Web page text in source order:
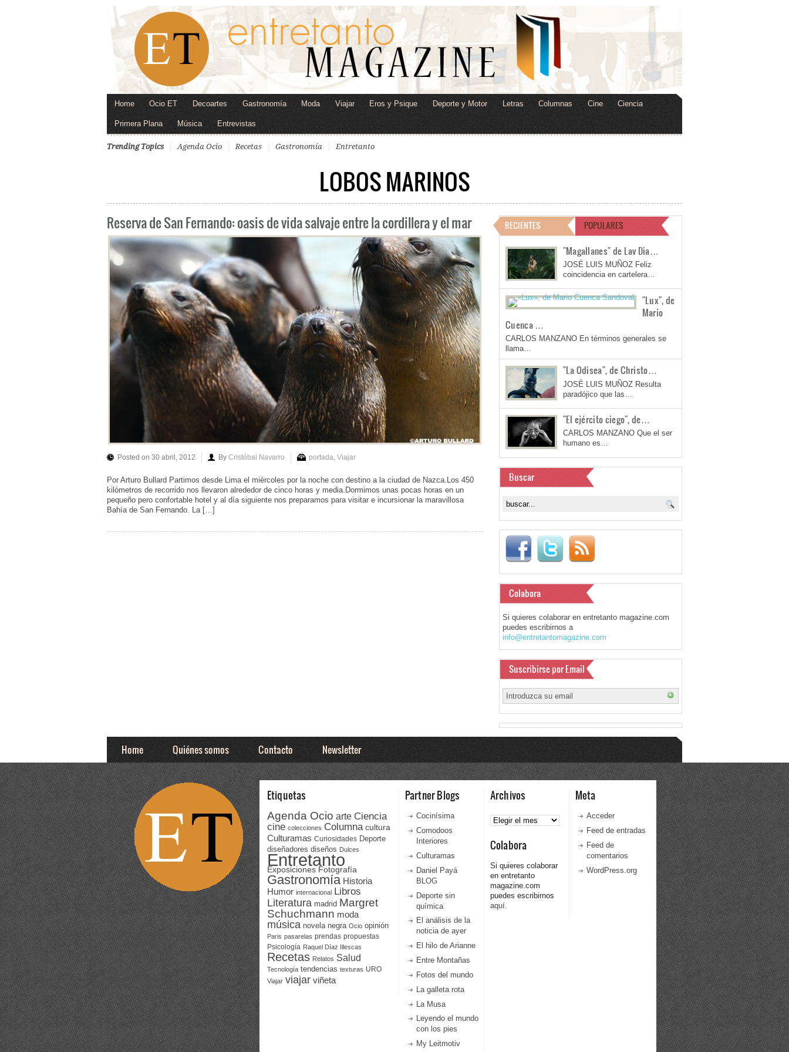
Home Ocio ET Decoartes Gastronomía Moda Viajar Eros y Psique Deporte y Motor Letras Columnas Cine Ciencia
Primera Plana Música Entrevistas
Trending Topics Agenda Ocio Recetas Gastronomía Entretanto
LOBOS MARINOS
Reserva de San Fernando: oasis de vida salvaje entre la cordillera y el mar
Posted on 30 abril, 2012 By Cristóbal Navarro portada Viajar
Por Arturo Bullard Partimos desde Lima el miércoles por la noche con destino a la ciudad de Nazca.Los 450
kilómetros de recorrido nos llevaron alrededor de cinco horas y media.Dormimos unas pocas horas en un
pequeño pero confortable hotel y al día siguiente nos preparamos para visitar e incursionar la maravillosa
Bahía de San Fernando. La […]
RECIENTES POPULARES
"Magallanes" de Lav Dia…
JOSÉ LUIS MUÑOZ Feliz
coincidencia en cartelera…
"Lux", de
Mario
Cuenca …
CARLOS MANZANO En términos generales se
llama…
"La Odisea", de Christo…
JOSÉ LUIS MUÑOZ Resulta
paradójico que las…
"El ejército ciego", de…
CARLOS MANZANO Que el ser
humano es…
Buscar
Colabora
Si quieres colaborar en entretanto magazine.com
puedes escribirnos a
info@entretantomagazine.com
Suscribirse por Email
Home Quiénes somos Contacto Newsletter
Etiquetas
Agenda Ocio arte Ciencia
cine colecciones Columna cultura
Culturamas Curiosidades Deporte
diseñadores diseños Dulces
Entretanto
Exposiciones Fotografía
Gastronomía Historia
Humor internacional Libros
Literatura madrid Margret
Schuchmann moda
música novela negra Ocio opinión
Paris pasarelas prendas propuestas
Psicología Raquel Díaz Illescas
Recetas Relatos Salud
Tecnología tendencias texturas URO
Viajar viajar viñeta
Partner Blogs
Cocinísima
Comodoos
Interiores
Culturamas
Daniel Payá
BLOG
Deporte sin
química
El análisis de la
noticia de ayer
El hilo de Arianne
Entre Montañas
Fotos del mundo
La galleta rota
La Musa
Leyendo el mundo
con los pies
My Leitmotiv
Archivos
Archivos
Colabora
Si quieres colaborar
en entretanto
magazine.com
puedes escribirnos
aquí.
Meta
Acceder
Feed de entradas
Feed de
comentarios
WordPress.org